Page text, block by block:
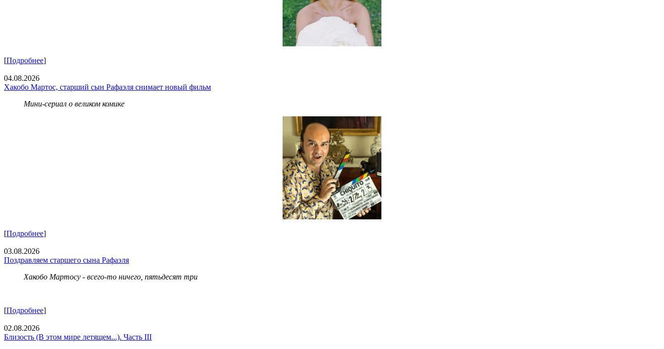
[Подробнее]
04.08.2026
Хакобо Мартос, старший сын Рафаэля снимает новый фильм
Мини-сериал о великом комике
[Подробнее]
03.08.2026
Поздравляем старшего сына Рафаэля
Хакобо Мартосу - всего-то ничего, пятьдесят три
[Подробнее]
02.08.2026
Близость (В этом мире летящем...). Часть III